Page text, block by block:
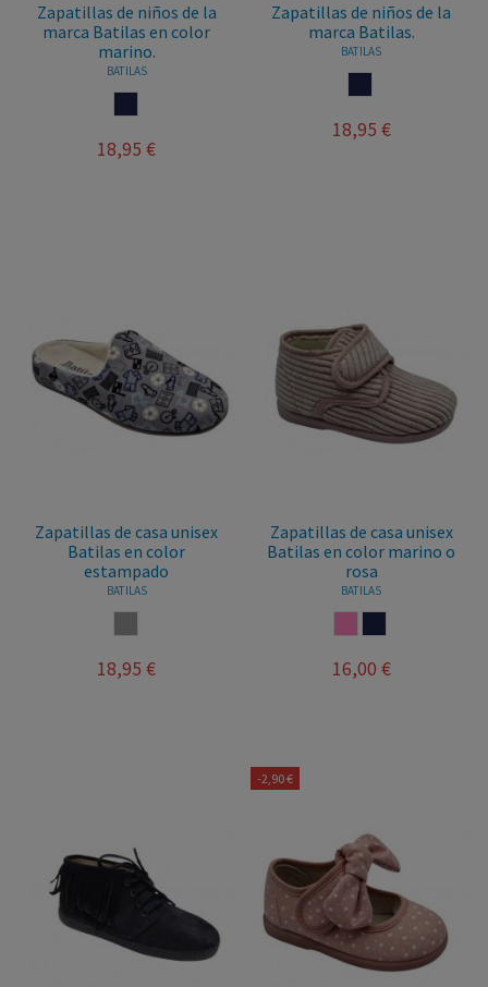
Zapatillas de niños de la
marca Batilas en color
marino.
BATILAS
18,95 €
Zapatillas de niños de la
marca Batilas.
BATILAS
18,95 €
Zapatillas de casa unisex
Batilas en color
estampado
BATILAS
18,95 €
Zapatillas de casa unisex
Batilas en color marino o
rosa
BATILAS
16,00 €
-2,90 €